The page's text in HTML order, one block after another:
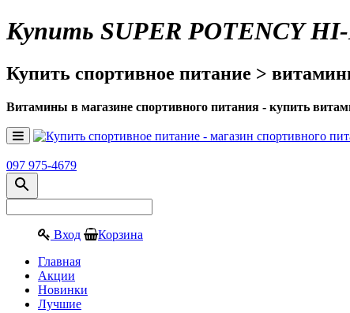
Купить SUPER POTENCY
Купить спортивное питание >
Витамины в магазине спортивного питания - купить
097 975-4679
Вход Корзина
Главная
Акции
Новинки
Лучшие